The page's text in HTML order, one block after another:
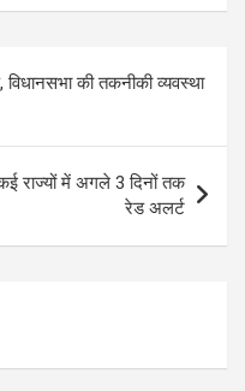
gr
ail py
Li
n
k
ar
e
विधानसभा की तकनीकी व्यवस्था
राज्यों में अगले 3 दिनों तक
रेड अलर्ट